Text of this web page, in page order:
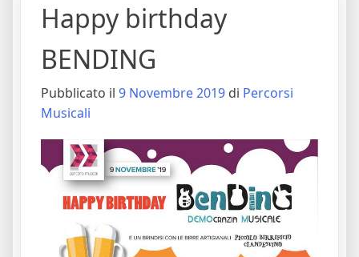
Happy birthday
BENDING
Pubblicato il 9 Novembre 2019 di Percorsi
Musicali